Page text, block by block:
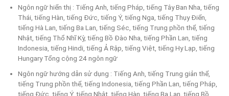
Ngôn ngữ hiển thị : Tiếng Anh, tiếng Pháp, tiếng Tây Ban Nha, tiếng
Thái, tiếng Hàn, tiếng Đức, tiếng Ý, tiếng Nga, tiếng Thụy Điển,
tiếng Hà Lan, tiếng Ba Lan, tiếng Séc, tiếng Trung phồn thể, tiếng
Nhật, tiếng Thổ Nhĩ Kỳ, tiếng Bồ Đào Nha, tiếng Phần Lan, tiếng
Indonesia, tiếng Hindi, tiếng Ả Rập, tiếng Việt, tiếng Hy Lạp, tiếng
Hungary Tổng cộng 24 ngôn ngữ
Ngôn ngữ hướng dẫn sử dụng : Tiếng Anh, tiếng Trung giản thể,
tiếng Trung phồn thể, tiếng Indonesia, tiếng Phần Lan, tiếng Pháp,
tiếng Đức, tiếng Ý, tiếng Nhật, tiếng Hàn, tiếng Ba Lan, tiếng Bồ